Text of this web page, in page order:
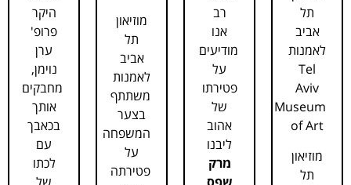
תל
אביב
לאמנות
Tel
Aviv
Museum
of Art
מוזיאון
תל
רב
אנו
מודיעים
על
פטירתו
של
אהוב
ליבנו
מרק
מוזיאון
תל
אביב
לאמנות
משתתף
בצער
המשפחה
על
פטירתה
היקר
פרופ'
ערן
נוימן,
מחבקים
אותך
בכאבך
עם
לכתו